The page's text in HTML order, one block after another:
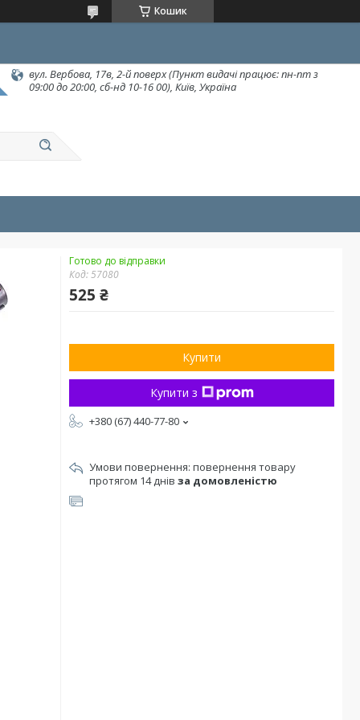
Кошик
вул. Вербова, 17в, 2-й поверх (Пункт видачі працює: пн-пт з
09:00 до 20:00, сб-нд 10-16 00), Київ, Україна
Готово до відправки
Код:57080
525 ₴
Купити
Купити з
+380 (67) 440-77-80
повернення товару
протягом 14 днів за домовленістю